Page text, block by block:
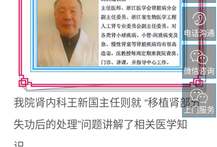
电话沟通
微信咨询
上门服务
我院肾内科王新国主任则就 “移植肾部分
失功后的处理”问题讲解了相关医学知